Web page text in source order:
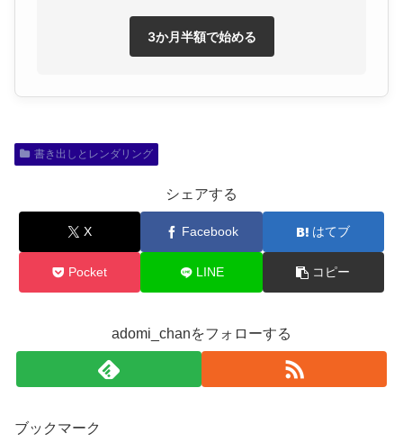
3か月半額で始める
書き出しとレンダリング
シェアする
X Facebook はてブ
Pocket LINE コピー
adomi_chanをフォローする
ブックマーク